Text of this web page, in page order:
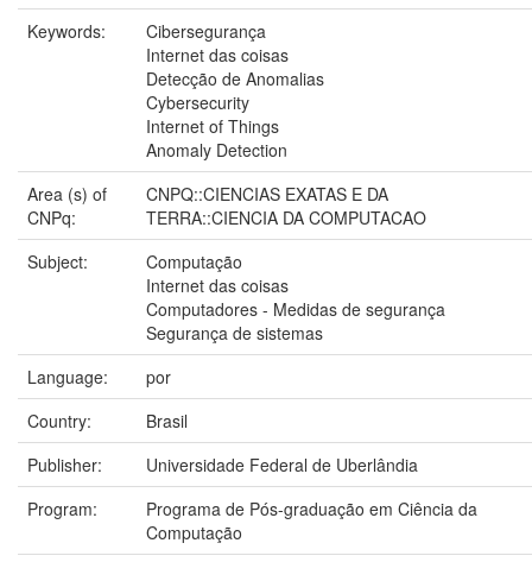
Keywords:
Cibersegurança
Internet das coisas
Detecção de Anomalias
Cybersecurity
Internet of Things
Anomaly Detection
Area (s) of
CNPq:
CNPQ::CIENCIAS EXATAS E DA
TERRA::CIENCIA DA COMPUTACAO
Subject:
Computação
Internet das coisas
Computadores - Medidas de segurança
Segurança de sistemas
Language:
por
Country:
Brasil
Publisher:
Universidade Federal de Uberlândia
Program:
Programa de Pós-graduação em Ciência da
Computação